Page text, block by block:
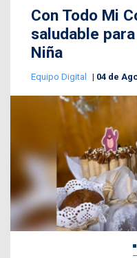
Con Todo Mi
saludable
Niña
Equipo Digital 04 de